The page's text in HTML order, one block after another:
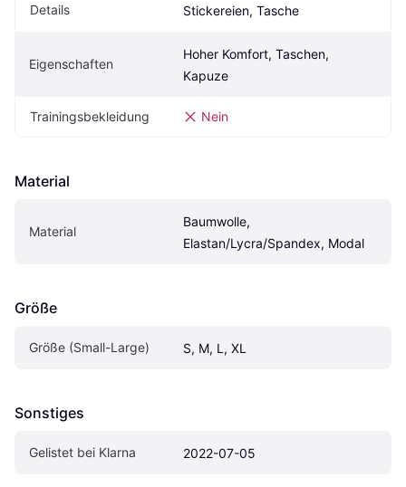
Details Stickereien, Tasche
Eigenschaften
Hoher Komfort, Taschen,
Kapuze
Trainingsbekleidung Nein
Material
Material
Baumwolle,
Elastan/Lycra/Spandex, Modal
Größe
Größe (Small-Large) S, M, L, XL
Sonstiges
Gelistet bei Klarna 2022-07-05